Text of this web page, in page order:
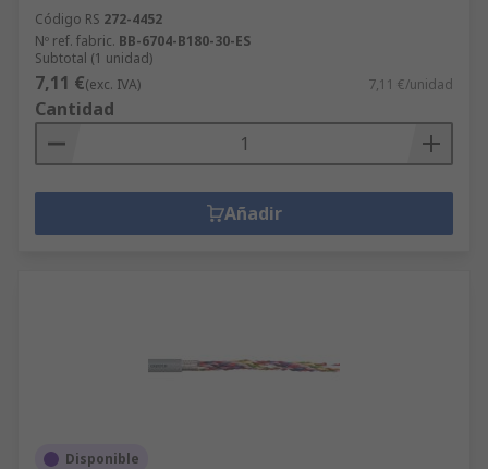
Código RS 272-4452
Nº ref. fabric. BB-6704-B180-30-ES
Subtotal (1 unidad)
7,11 €(exc. IVA) 7,11 €/unidad
Cantidad
Añadir
Disponible